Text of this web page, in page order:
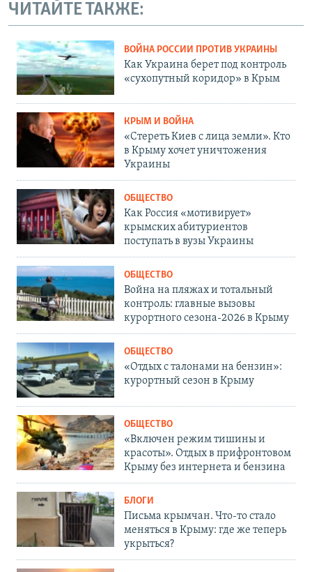
ЧИТАЙТЕ ТАКЖЕ:
ВОЙНА РОССИИ ПРОТИВ УКРАИНЫ
Как Украина берет под контроль
«сухопутный коридор» в Крым
КРЫМ И ВОЙНА
«Стереть Киев с лица земли». Кто
в Крыму хочет уничтожения
Украины
ОБЩЕСТВО
Как Россия «мотивирует»
крымских абитуриентов
поступать в вузы Украины
ОБЩЕСТВО
Война на пляжах и тотальный
контроль: главные вызовы
курортного сезона-2026 в Крыму
ОБЩЕСТВО
«Отдых с талонами на бензин»:
курортный сезон в Крыму
ОБЩЕСТВО
«Включен режим тишины и
красоты». Отдых в прифронтовом
Крыму без интернета и бензина
БЛОГИ
Письма крымчан. Что-то стало
меняться в Крыму: где же теперь
укрыться?